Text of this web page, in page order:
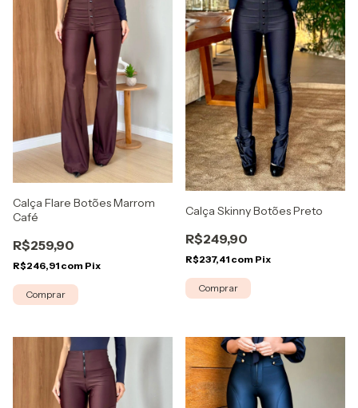
Calça Flare Botões Marrom
Café
R$259,90
R$246,91 com Pix
Comprar
Calça Skinny Botões Preto
R$249,90
R$237,41 com Pix
Comprar